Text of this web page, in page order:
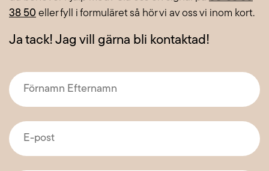
38 50 eller fyll i formuläret så hör vi av oss vi inom kort.
Ja tack! Jag vill gärna bli kontaktad!
Förnamn
Efternamn*
E-
post*